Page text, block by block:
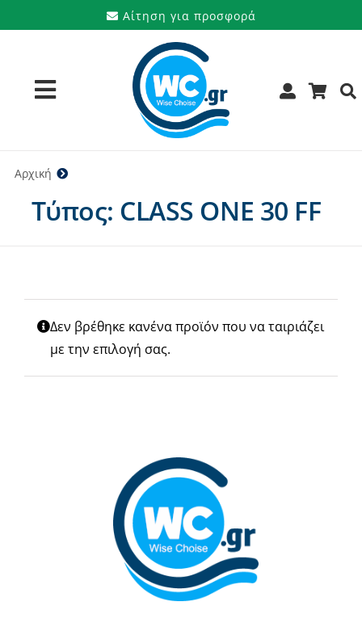
στο
Αίτηση για προσφορά
Toggle
Navigation
Προϊόντα
Υπηρεσίες
Ποιοι είμαστε
Νέα & άρθρα
Αρχική
Τύπος: CLASS ONE 30 FF
Δεν βρέθηκε κανένα προϊόν που να ταιριάζει
με την επιλογή σας.